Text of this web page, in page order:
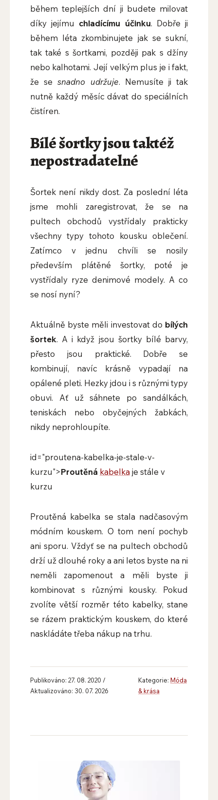
během teplejších dní ji budete milovat
díky jejímu chladícímu účinku. Dobře ji
během léta zkombinujete jak se sukní,
tak také s šortkami, později pak s džíny
nebo kalhotami. Její velkým plus je i fakt,
že sesnadno udržuje. Nemusíte ji tak
nutně každý měsíc dávat do speciálních
čistíren.
Bílé šortky jsou taktéž
nepostradatelné
Šortek není nikdy dost. Za poslední léta
jsme mohli zaregistrovat, že se na
pultech obchodů vystřídaly prakticky
všechny typy tohoto kousku oblečení.
Zatímco v jednu chvíli se nosily
především plátěné šortky, poté je
vystřídaly ryze denimové modely. A co
se nosí nyní?
Aktuálně byste měli investovat do bílých
šortek. A i když jsou šortky bílé barvy,
přesto jsou praktické. Dobře se
kombinují, navíc krásně vypadají na
opálené pleti. Hezky jdou i s různými typy
obuvi. Ať už sáhnete po sandálkách,
teniskách nebo obyčejných žabkách,
nikdy neprohloupíte.
id="proutena-kabelka-je-stale-v-
kurzu">Proutěná kabelka je stále v
kurzu
Proutěná kabelka se stala nadčasovým
módním kouskem. O tom není pochyb
ani sporu. Vždyť se na pultech obchodů
drží už dlouhé roky a ani letos byste na ni
neměli zapomenout a měli byste ji
kombinovat s různými kousky. Pokud
zvolíte větší rozměr této kabelky, stane
se rázem praktickým kouskem, do které
naskládáte třeba nákup na trhu.
Publikováno: 27. 08. 2020 /
Aktualizováno: 30. 07. 2026
Kategorie: Móda
& krása